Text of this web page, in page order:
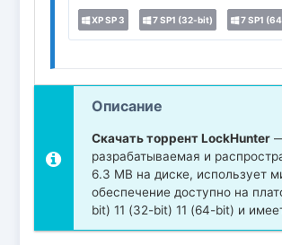
XP SP 3 7 SP1 (32-bit) 7 SP1
Описание
Скачать торрент LockHunter—
разрабатываемая и
6.3 MB на диске, использует
обеспечение доступно на
bit) 11 (32-bit) 11 (64-bit) и